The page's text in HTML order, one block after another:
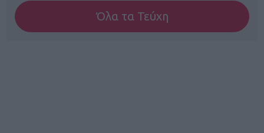
Όλα τα Τεύχη